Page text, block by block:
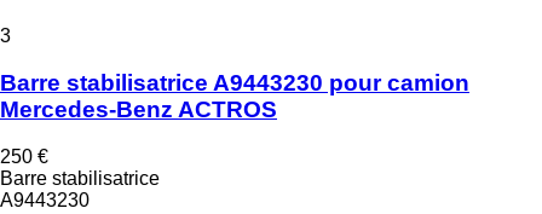
3
Barre stabilisatrice A9443230 pour camion
Mercedes-Benz ACTROS
250 €
Barre stabilisatrice
A9443230